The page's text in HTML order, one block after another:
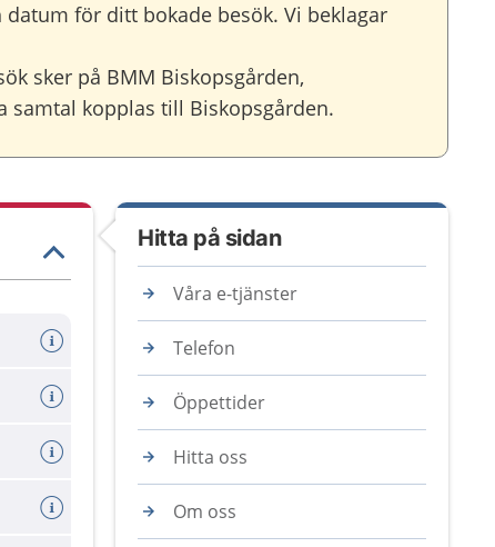
för ditt bokade besök. Vi beklagar
sker på BMM Biskopsgården,
samtal kopplas till Biskopsgården.
Hitta på sidan
Våra e-tjänster
Telefon
Öppettider
Hitta oss
Om oss